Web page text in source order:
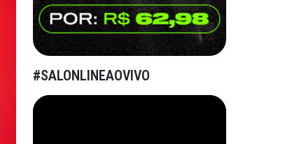
#SALONLINEAOVIVO